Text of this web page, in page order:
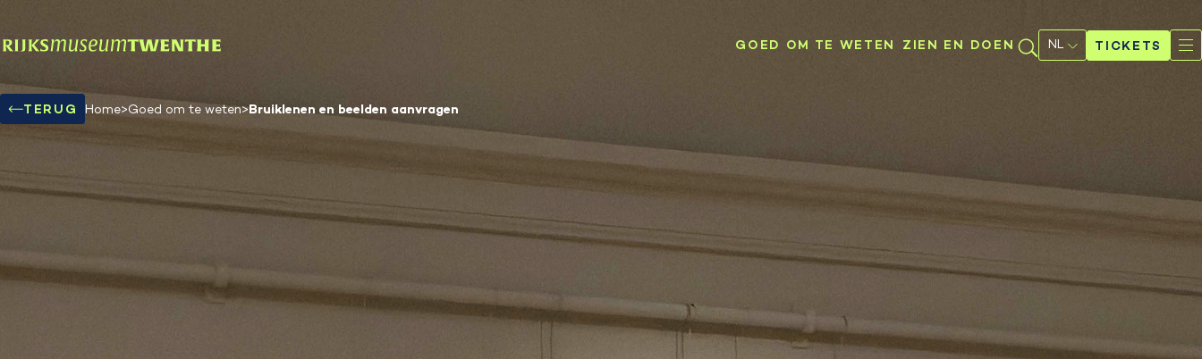
GOED OM TE WETEN ZIEN EN DOEN
Selecteer
een
taal TICKETS
TERUG Home>Goed om te weten>Bruiklenen en beelden aanvragen